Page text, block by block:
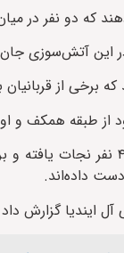
که دو نفر در
این آتش‌سوزی جان
برخی از
شده باشد قبل از ساعت ۹
داده‌اند.
شده‌اند که حال دو نفر از آنها